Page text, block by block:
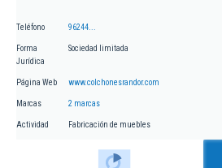
Teléfono 96244...
Forma
Jurídica
Sociedad limitada
Página Web www.colchonesrandor.com
Marcas 2 marcas
Actividad Fabricación de muebles